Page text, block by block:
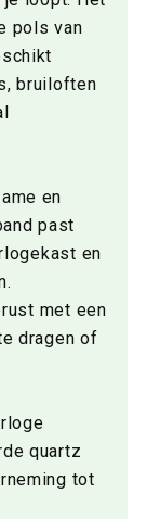
pols van
bruiloften
en
past
en
met een
dragen of
quartz
tot